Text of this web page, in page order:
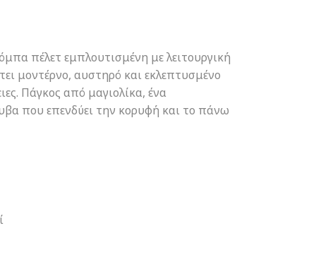
πέλετ εμπλουτισμένη με λειτουργική
μοντέρνο, αυστηρό και εκλεπτυσμένο
Πάγκος από μαγιολίκα, ένα
που επενδύει την κορυφή και το πάνω